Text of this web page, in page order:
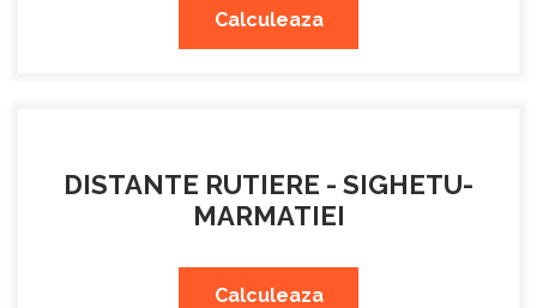
Calculeaza
DISTANTE RUTIERE - SIGHETU-
MARMATIEI
Calculeaza